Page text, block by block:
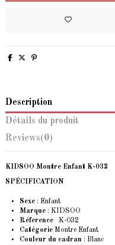
Description
Détails du produit
Reviews(0)
KIDSOO Montre Enfant K-032
SPÉCIFICATION
Sexe : Enfant
Marque : KIDSOO
Réference
K-032
Catégorie Montre Enfant
Couleur du cadran : Blanc